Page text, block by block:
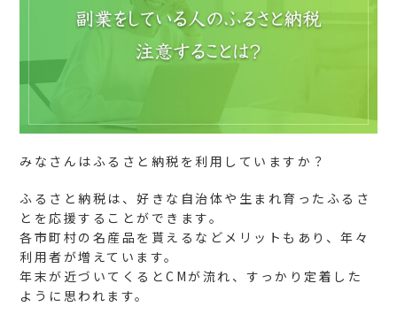
みなさんはふるさと納税を利用していますか？
ふるさと納税は、好きな自治体や生まれ育ったふるさ
とを応援することができます。
各市町村の名産品を貰えるなどメリットもあり、年々
利用者が増えています。
年末が近づいてくるとCMが流れ、すっかり定着した
ように思われます。